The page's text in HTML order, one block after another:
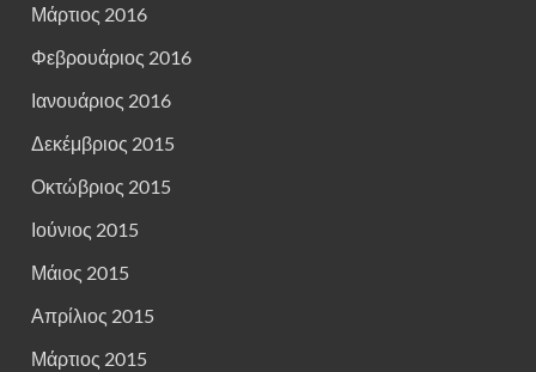
Μάρτιος 2016
Φεβρουάριος 2016
Ιανουάριος 2016
Δεκέμβριος 2015
Οκτώβριος 2015
Ιούνιος 2015
Μάιος 2015
Απρίλιος 2015
Μάρτιος 2015